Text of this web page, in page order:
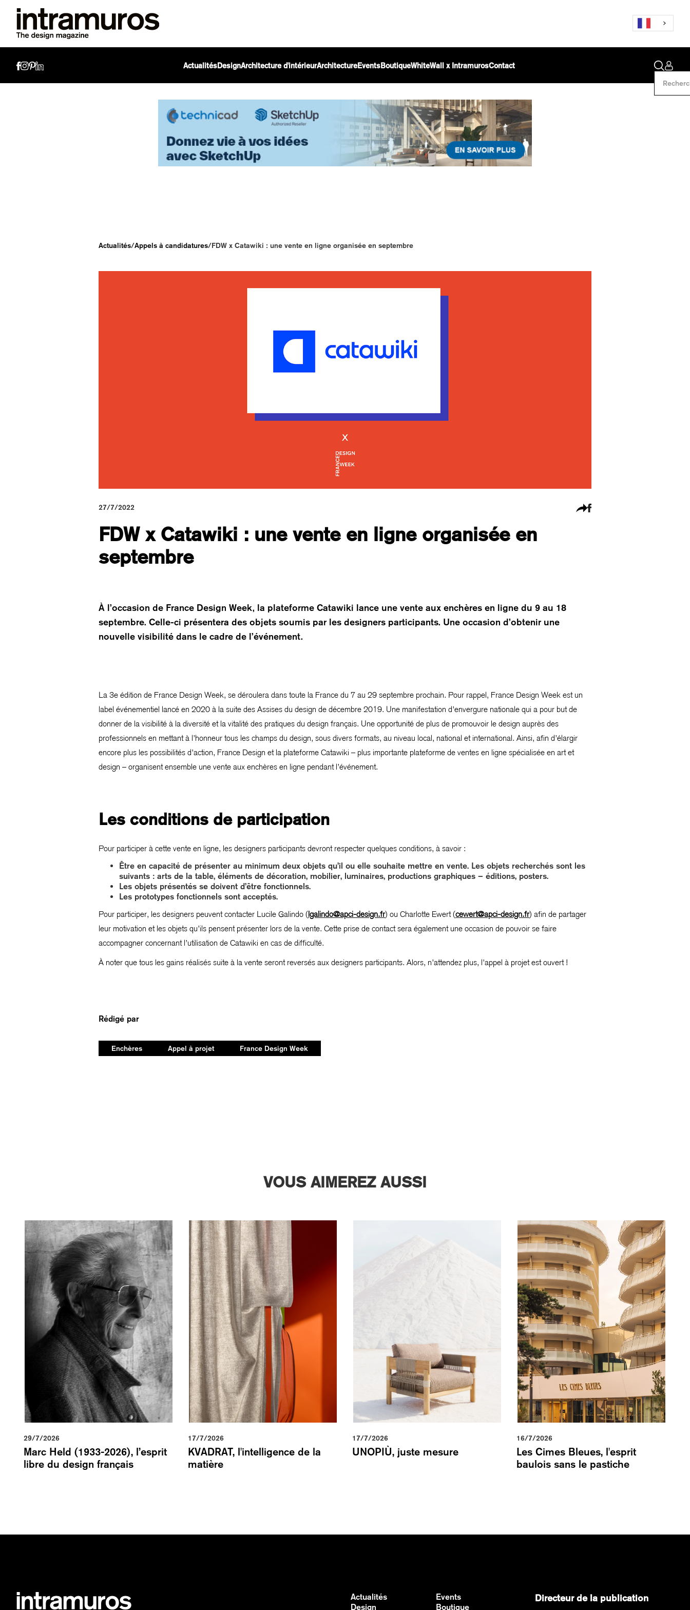
ActualitésDesignArchitecture d'intérieurArchitectureEventsBoutiqueWhiteWall x IntramurosContact
Actualités/Appels à candidatures/FDW x Catawiki : une vente en ligne organisée en septembre
27/7/2022
FDW x Catawiki : une vente en ligne organisée en
septembre
À l’occasion de France Design Week, la plateforme Catawiki lance une vente aux enchères en ligne du 9 au 18
septembre. Celle-ci présentera des objets soumis par les designers participants. Une occasion d’obtenir une
nouvelle visibilité dans le cadre de l’événement.
La 3e édition de France Design Week, se déroulera dans toute la France du 7 au 29 septembre prochain. Pour rappel, France Design Week est un
label événementiel lancé en 2020 à la suite des Assises du design de décembre 2019. Une manifestation d’envergure nationale qui a pour but de
donner de la visibilité à la diversité et la vitalité des pratiques du design français. Une opportunité de plus de promouvoir le design auprès des
professionnels en mettant à l’honneur tous les champs du design, sous divers formats, au niveau local, national et international. Ainsi, afin d’élargir
encore plus les possibilités d’action, France Design et la plateforme Catawiki – plus importante plateforme de ventes en ligne spécialisée en art et
design – organisent ensemble une vente aux enchères en ligne pendant l’événement.
Les conditions de participation
Pour participer à cette vente en ligne, les designers participants devront respecter quelques conditions, à savoir :
Être en capacité de présenter au minimum deux objets qu’il ou elle souhaite mettre en vente. Les objets recherchés sont les
suivants : arts de la table, éléments de décoration, mobilier, luminaires, productions graphiques – éditions, posters.
Les objets présentés se doivent d’être fonctionnels.
Les prototypes fonctionnels sont acceptés.
Pour participer, les designers peuvent contacter Lucile Galindo (lgalindo@apci-design.fr) ou Charlotte Ewert (cewert@apci-design.fr) afin de partager
leur motivation et les objets qu’ils pensent présenter lors de la vente. Cette prise de contact sera également une occasion de pouvoir se faire
accompagner concernant l’utilisation de Catawiki en cas de difficulté.
À noter que tous les gains réalisés suite à la vente seront reversés aux designers participants. Alors, n’attendez plus, l’appel à projet est ouvert !
Rédigé par
Enchères Appel à projet France Design Week
VOUS AIMEREZ AUSSI
29/7/2026
Marc Held (1933-2026), l’esprit
libre du design français
17/7/2026
KVADRAT, l'intelligence de la
matière
17/7/2026
UNOPIÙ, juste mesure
16/7/2026
Les Cimes Bleues, l'esprit
baulois sans le pastiche
Actualités
Design
Events
Boutique
Directeur de la publication